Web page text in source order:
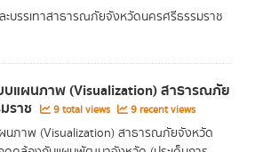
ะบรรเทาสาธารณภัยจังหวัดนครศรีธรรมราช
บแผนภาพ (Visualization) สาธารณภัย
ราช 9 total views 9 recent views
ผนภาพ (Visualization) สาธารณภัยจังหวัด